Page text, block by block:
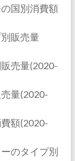
国別消費額
販売量
売量(2020-
量(2020-
額(2020-
のタイプ別